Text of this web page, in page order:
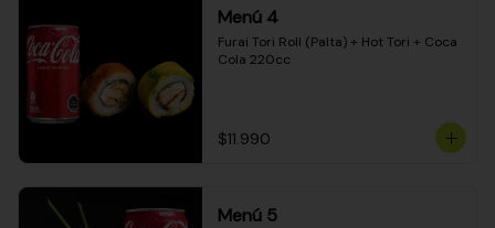
Menú 4
Furai Tori Roll (Palta) + Hot Tori + Coca
Cola 220cc
$11.990
Menú 5